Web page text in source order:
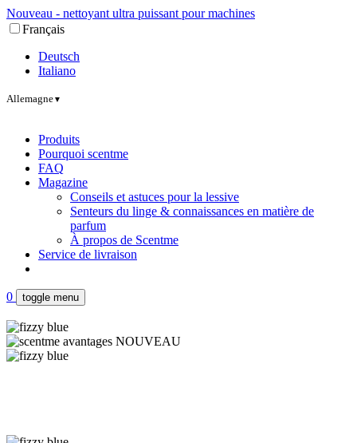
Nouveau - nettoyant ultra puissant pour machines
Français
Deutsch
Italiano
Allemagne▼
Produits
Pourquoi scentme
FAQ
Magazine
Conseils et astuces pour la lessive
Senteurs du linge & connaissances en matière de
parfum
À propos de Scentme
Service de livraison
0 toggle menu